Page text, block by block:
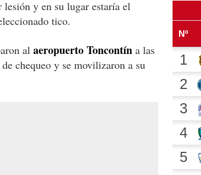
lesión y en su lugar estaría el
tico.
al aeropuerto Toncontín a las
chequeo y se movilizaron a su